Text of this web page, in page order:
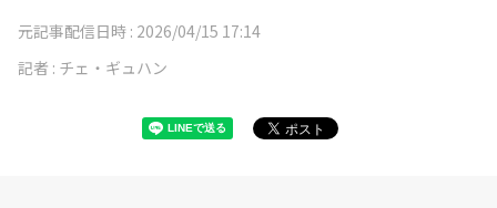
元記事配信日時 : 2026/04/15 17:14
記者 : チェ・ギュハン